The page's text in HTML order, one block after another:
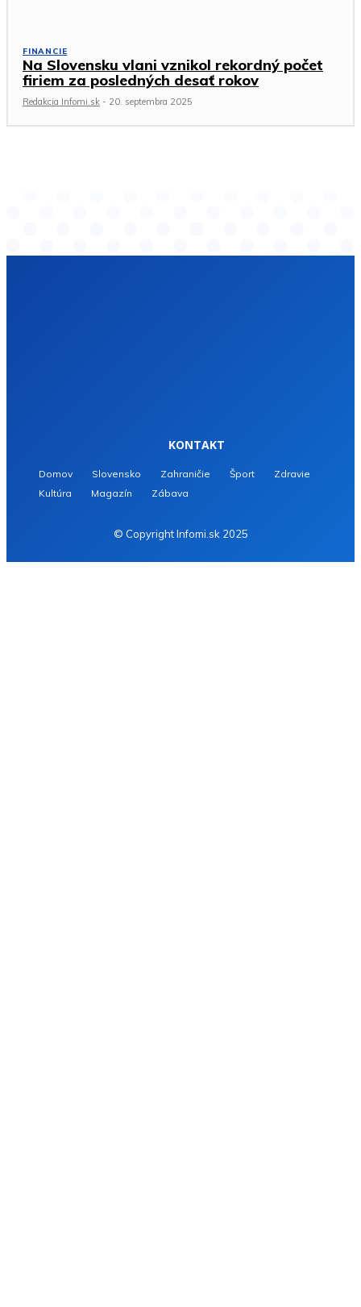
FINANCIE
Na Slovensku vlani vznikol rekordný počet
firiem za posledných desať rokov
Redakcia Infomi.sk - 20. septembra 2025
KONTAKT
Domov Slovensko Zahraničie Šport
Zdravie
Kultúra
Magazín Zábava
© Copyright Infomi.sk 2025